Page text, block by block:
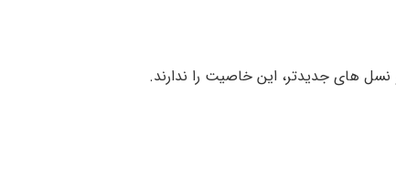
های جدیدتر، این خاصیت را ندارند.